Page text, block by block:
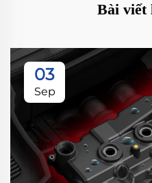
Bài viết
03
Sep